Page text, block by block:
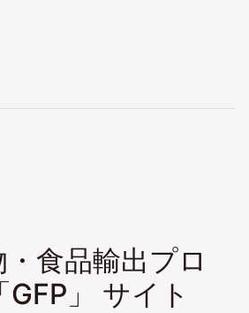
食品輸出プロ
」 サイト